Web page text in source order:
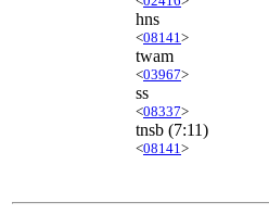
hns
<08141 >
twam
<03967>
ss
<08337>
tnsb (7:11)
<08141 >